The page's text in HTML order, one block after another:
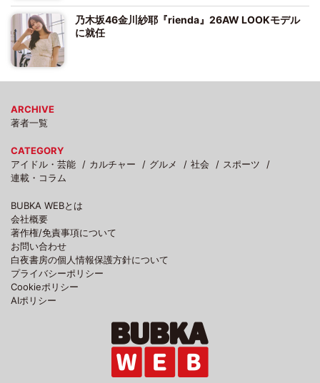
乃木坂46金川紗耶『rienda』26AW LOOKモデル
に就任
ARCHIVE
著者一覧
CATEGORY
アイドル・芸能
カルチャー グルメ 社会
スポーツ
連載・コラム
BUBKA WEBとは
会社概要
著作権/免責事項について
お問い合わせ
白夜書房の個人情報保護方針について
プライバシーポリシー
Cookieポリシー
AIポリシー